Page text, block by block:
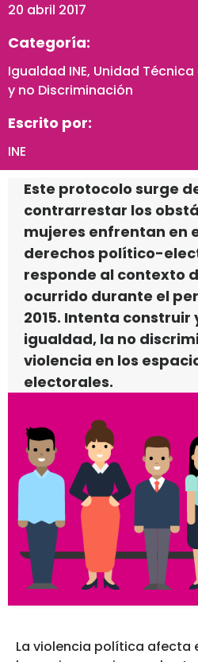
20 abril 2017
Categoría:
Igualdad INE, Unidad
y no Discriminación
Escrito por:
INE
Este protocolo surge
contrarrestar los
mujeres enfrentan en
derechos político-
responde al contexto
ocurrido durante el
2015. Intenta
igualdad, la no
violencia en los
electorales.
La violencia política afecta